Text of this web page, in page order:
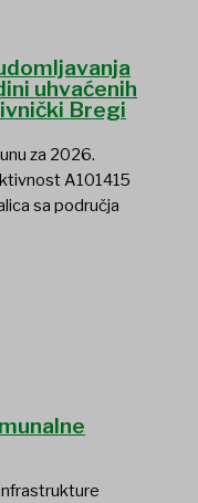
uhvaćenih
Bregi
za 2026.
A101415
sa područja